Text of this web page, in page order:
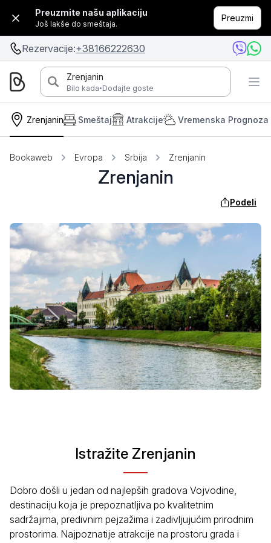
Preuzmite našu aplikaciju
Još lakše do smeštaja.
Preuzmi
Rezervacije:+38166222630
Zrenjanin
Bilo kada·Dodajte goste
Zrenjanin Smeštaj Atrakcije Vremenska Prognoza
Bookaweb Evropa Srbija Zrenjanin
Zrenjanin
Podeli
Istražite Zrenjanin
Dobro došli u jedan od najlepših gradova Vojvodine,
destinaciju koja je prepoznatljiva po kvalitetnim
sadržajima, predivnim pejzažima i zadivljujućim prirodnim
prostorima. Najpoznatije atrakcije na prostoru grada i